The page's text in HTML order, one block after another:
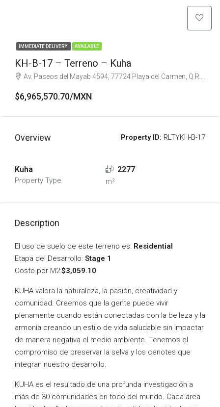
IMMEDIATE DELIVERY AVAILABLE
KH-B-17 – Terreno – Kuha
Av. Paseos del Mayab 4594, 77724 Playa del Carmen, Q.R., Mexico
$6,965,570.70/MXN
Overview Property ID: RLTYKH-B-17
Kuha
Property Type
2277
m²
Description
El uso de suelo de este terreno es: Residential
Etapa del Desarrollo: Stage 1
Costo por M2:$3,059.10
KUHA valora la naturaleza, la pasión, creatividad y
comunidad. Creemos que la gente puede vivir
plenamente cuando están conectadas con la belleza y la
armonía creando un estilo de vida saludable sin impactar
de manera negativa el medio ambiente. Tenemos el
compromiso de preservar la selva y los cenotes que
integran nuestro desarrollo.
KUHA es el resultado de una profunda investigación a
más de 30 comunidades en todo del mundo. Cada área